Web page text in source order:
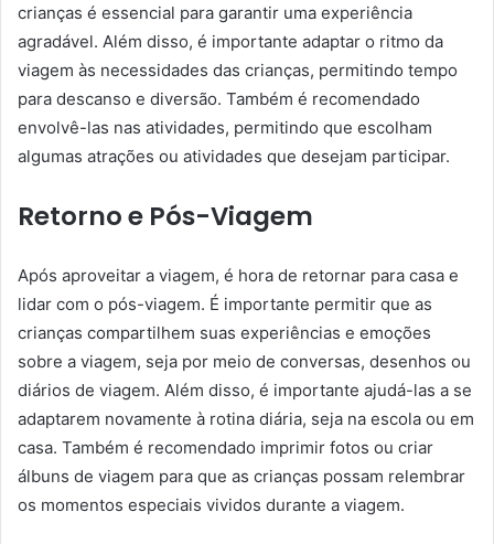
crianças é essencial para garantir uma experiência
agradável. Além disso, é importante adaptar o ritmo da
viagem às necessidades das crianças, permitindo tempo
para descanso e diversão. Também é recomendado
envolvê-las nas atividades, permitindo que escolham
algumas atrações ou atividades que desejam participar.
Retorno e Pós-Viagem
Após aproveitar a viagem, é hora de retornar para casa e
lidar com o pós-viagem. É importante permitir que as
crianças compartilhem suas experiências e emoções
sobre a viagem, seja por meio de conversas, desenhos ou
diários de viagem. Além disso, é importante ajudá-las a se
adaptarem novamente à rotina diária, seja na escola ou em
casa. Também é recomendado imprimir fotos ou criar
álbuns de viagem para que as crianças possam relembrar
os momentos especiais vividos durante a viagem.